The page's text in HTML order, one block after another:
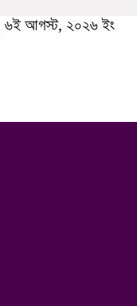
৬ই আগস্ট, ২০২৬ ইং